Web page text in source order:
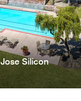
Silicon